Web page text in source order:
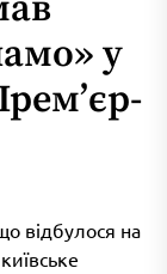
у
відбулося на